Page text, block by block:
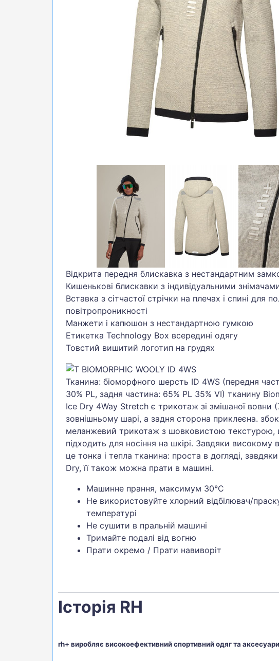
БІГ, ФІТНЕС, М'ЯЧІ
ТЕНІС, БАДМІНТОН
ВОДНІ ВИДИ СПОРТУ
Відкрита передня блискавка з нестандартним
Кишенькові блискавки з індивідуальними
Вставка з сітчастої стрічки на плечах і спині для
повітропроникності
Манжети і капюшон з нестандартною гумкою
Етикетка Technology Box всередині одягу
Товстий вишитий логотип на грудях
Тканина: біоморфного шерсть ID 4WS (передня
30% PL, задня частина: 65% PL 35% VI) тканину
Ice Dry 4Way Stretch є трикотаж зі змішаної вовни
зовнішньому шарі, а задня сторона приклеєна.
меланжевий трикотаж з шовковистою текстурою,
підходить для носіння на шкірі. Завдяки високому
це тонка і тепла тканина: проста в догляді,
Dry, її також можна прати в машині.
Машинне прання, максимум 30°C
Не використовуйте хлорний відбілювач/
температурі
Не сушити в пральній машині
Тримайте подалі від вогню
Прати окремо / Прати навиворіт
Історія RH
rh+ виробляє високоефективний спортивний одяг та